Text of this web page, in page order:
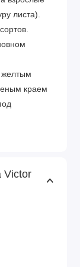
листа).
желтым
краем
от
цвет
Victor